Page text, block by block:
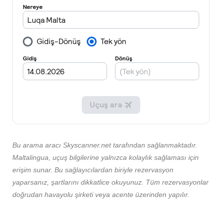
Bu arama aracı Skyscanner.net tarafından sağlanmaktadır.
Maltalingua, uçuş bilgilerine yalnızca kolaylık sağlaması için
erişim sunar. Bu sağlayıcılardan biriyle rezervasyon
yaparsanız, şartlarını dikkatlice okuyunuz. Tüm rezervasyonlar
doğrudan havayolu şirketi veya acente üzerinden yapılır.